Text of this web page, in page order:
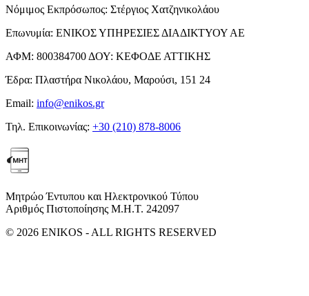
Νόμιμος Εκπρόσωπος: Στέργιος Χατζηνικολάου
Επωνυμία: ΕΝΙΚΟΣ ΥΠΗΡΕΣΙΕΣ ΔΙΑΔΙΚΤΥΟΥ ΑΕ
ΑΦΜ: 800384700 ΔΟΥ: ΚΕΦΟΔΕ ΑΤΤΙΚΗΣ
Έδρα: Πλαστήρα Νικολάου, Μαρούσι, 151 24
Email: info@enikos.gr
Τηλ. Επικοινωνίας: +30 (210) 878-8006
Μητρώο Έντυπου και Ηλεκτρονικού Τύπου
Αριθμός Πιστοποίησης Μ.Η.Τ. 242097
© 2026 ENIKOS - ALL RIGHTS RESERVED